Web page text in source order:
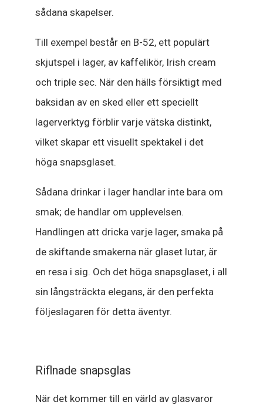
sådana skapelser.
Till exempel består en B-52, ett populärt
skjutspel i lager, av kaffelikör, Irish cream
och triple sec. När den hälls försiktigt med
baksidan av en sked eller ett speciellt
lagerverktyg förblir varje vätska distinkt,
vilket skapar ett visuellt spektakel i det
höga snapsglaset.
Sådana drinkar i lager handlar inte bara om
smak; de handlar om upplevelsen.
Handlingen att dricka varje lager, smaka på
de skiftande smakerna när glaset lutar, är
en resa i sig. Och det höga snapsglaset, i all
sin långsträckta elegans, är den perfekta
följeslagaren för detta äventyr.
Riflnade snapsglas
När det kommer till en värld av glasvaror